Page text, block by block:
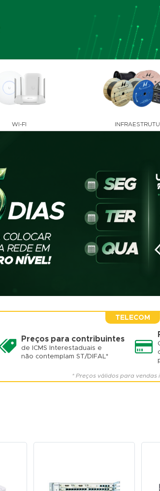
WI-FI
TELECOM
Preços para contribuintes
de ICMS Interestaduais e
não contemplam ST/DIFAL*
* Preços válidos para vendas